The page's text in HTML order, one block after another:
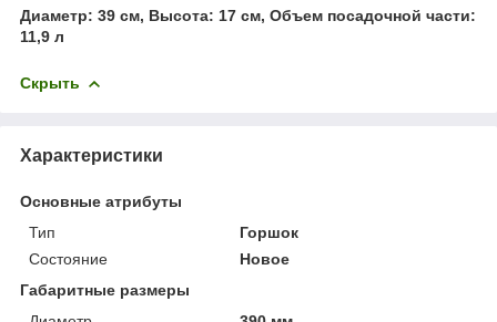
Диаметр: 39 см, Высота: 17 см, Объем посадочной части:
11,9 л
Скрыть
Характеристики
Основные атрибуты
Тип
Горшок
Состояние
Новое
Габаритные размеры